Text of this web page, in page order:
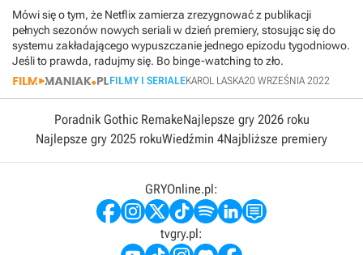
Mówi się o tym, że Netflix zamierza zrezygnować z publikacji
pełnych sezonów nowych seriali w dzień premiery, stosując się do
systemu zakładającego wypuszczanie jednego epizodu tygodniowo.
Jeśli to prawda, radujmy się. Bo binge-watching to zło.
FILMY I SERIALEKAROL LASKA20 WRZEŚNIA 2022
Poradnik Gothic RemakeNajlepsze gry 2026 roku
Najlepsze gry 2025 rokuWiedźmin 4Najbliższe premiery
GRYOnline.pl:
tvgry.pl: